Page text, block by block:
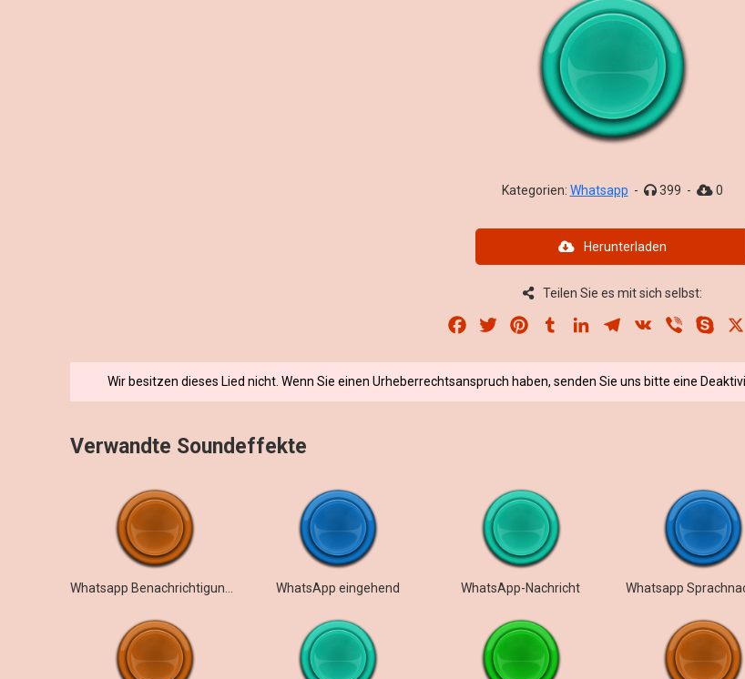
Kategorien: Whatsapp - 399 - 0
Herunterladen
Teilen Sie es mit sich selbst:
Facebook
Twitter PinterestTumblrLinkedInTelegram
VK Viber
Wir besitzen dieses Lied nicht. Wenn Sie einen Urheberrechtsanspruch haben, senden Sie uns bitte eine
Verwandte Soundeffekte
WhatsApp eingehend WhatsApp-Nachricht Whatsapp